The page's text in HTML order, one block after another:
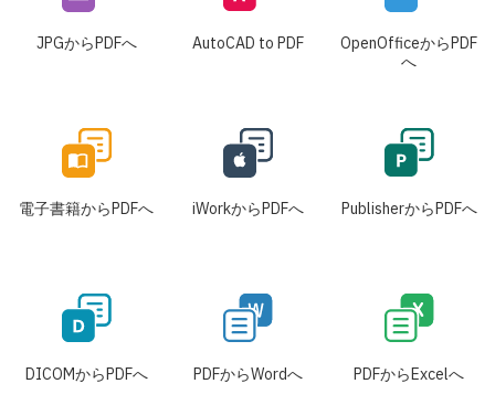
JPGからPDFへ AutoCAD to PDF
OpenOfficeからPDF
へ
電子書籍からPDFへ iWorkからPDFへ PublisherからPDFへ
DICOMからPDFへ PDFからWordへ PDFからExcelへ